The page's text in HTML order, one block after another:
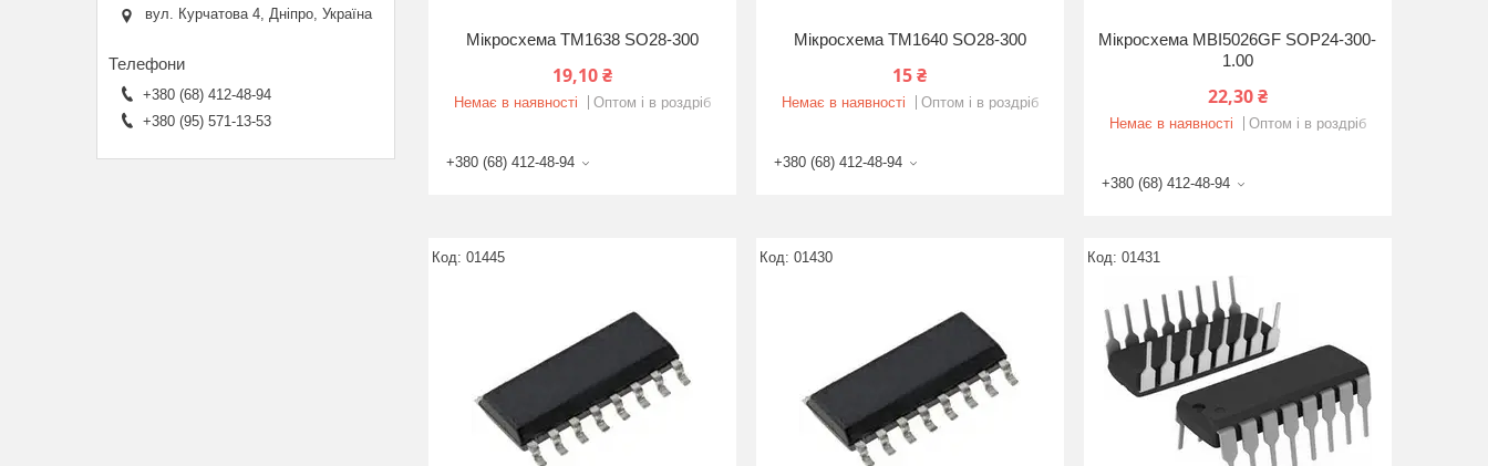
Мікросхема TM1638 SO28-300
19,10 ₴
Немає в наявності Оптом і в роздріб
+380 (68) 412-48-94
Мікросхема TM1640 SO28-300
15 ₴
Немає в наявності Оптом і в роздріб
+380 (68) 412-48-94
Мікросхема MBI5026GF SOP24-300-
1.00
22,30 ₴
Немає в наявності Оптом і в роздріб
+380 (68) 412-48-94
01445 01430 01431
вул. Курчатова 4, Дніпро, Україна
+380 (68) 412-48-94
+380 (95) 571-13-53